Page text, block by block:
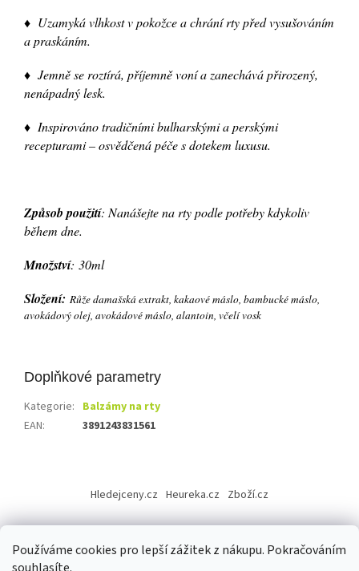
Používáme cookies pro lepší zážitek z nákupu. Pokračováním
♦ Uzamyká vlhkost v pokožce a chrání rty před vysušováním
a praskáním.
♦ Jemně se roztírá, příjemně voní a zanechává přirozený,
nenápadný lesk.
♦ Inspirováno tradičními bulharskými a perskými
recepturami – osvědčená péče s dotekem luxusu.
Způsob použití: Nanášejte na rty podle potřeby kdykoliv
během dne.
Množství: 30ml
Složení: Růže damašská extrakt, kakaové máslo, bambucké máslo,
avokádový olej, avokádové máslo, alantoin, včelí vosk
Doplňkové parametry
Kategorie: Balzámy na rty
EAN: 3891243831561
a
Hledejceny.cz Heureka.cz Zboží.cz